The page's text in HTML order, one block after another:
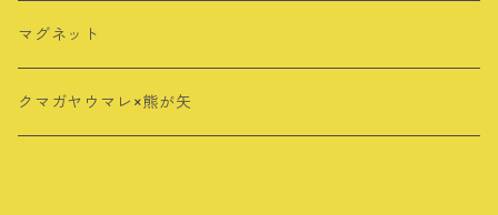
ロングTシャツ
ポストカード
クリアファイル
アクリルスタンド
クリップ
マグネット
クマガヤウマレ×熊が矢